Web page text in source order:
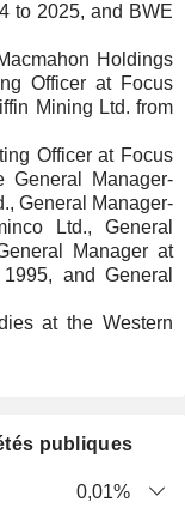
to 2025, and BWE
Holdings
Officer at Focus
Mining Ltd. from
Officer at Focus
General Manager-
General Manager-
Ltd., General
Manager at
and General
at the Western
publiques
Date de0,01%